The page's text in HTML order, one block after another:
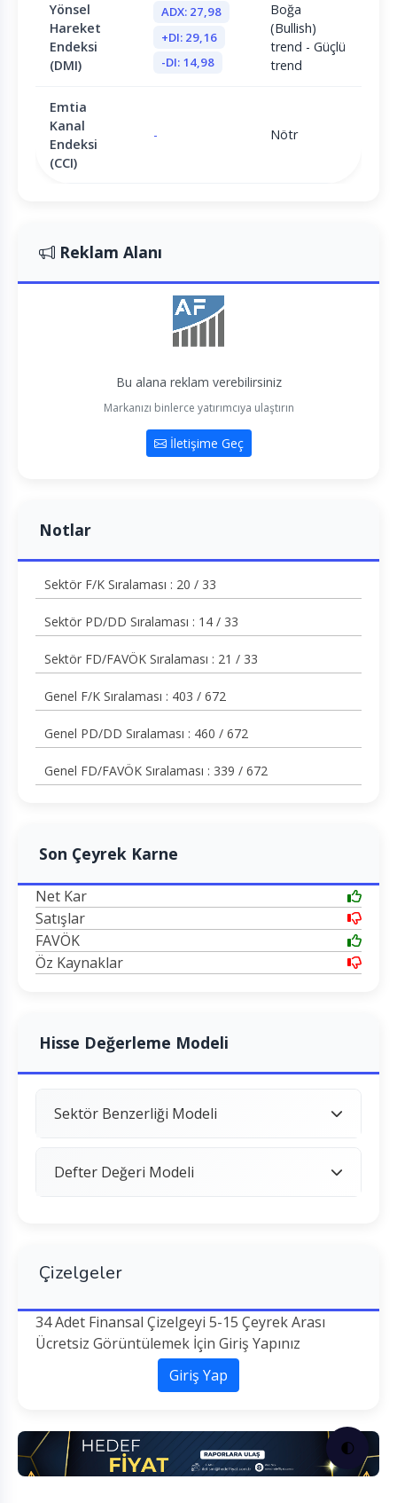
🌓
Yönsel
Hareket
Endeksi
(DMI)
ADX: 27,98
+DI: 29,16
-DI: 14,98
Boğa
(Bullish)
trend - Güçlü
trend
Emtia
Kanal
Endeksi
(CCI)
- Nötr
Reklam Alanı
Bu alana reklam verebilirsiniz
Markanızı binlerce yatırımcıya ulaştırın
İletişime Geç
Notlar
Sektör F/K Sıralaması : 20 / 33
Sektör PD/DD Sıralaması : 14 / 33
Sektör FD/FAVÖK Sıralaması : 21 / 33
Genel F/K Sıralaması : 403 / 672
Genel PD/DD Sıralaması : 460 / 672
Genel FD/FAVÖK Sıralaması : 339 / 672
Son Çeyrek Karne
Net Kar
Satışlar
FAVÖK
Öz Kaynaklar
Hisse Değerleme Modeli
Sektör Benzerliği Modeli
Defter Değeri Modeli
Çizelgeler
34 Adet Finansal Çizelgeyi 5-15 Çeyrek Arası
Ücretsiz Görüntülemek İçin Giriş Yapınız
Giriş Yap